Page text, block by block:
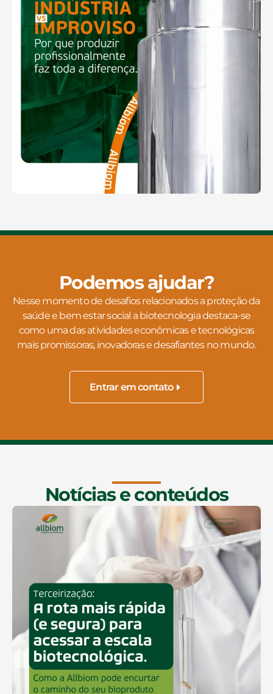
Podemos ajudar?
Nesse momento de desafios relacionados a proteção da
saúde e bem estar social a biotecnologia destaca-se
como uma das atividades econômicas e tecnológicas
mais promissoras, inovadoras e desafiantes no mundo.
Entrar em contato
Notícias e conteúdos